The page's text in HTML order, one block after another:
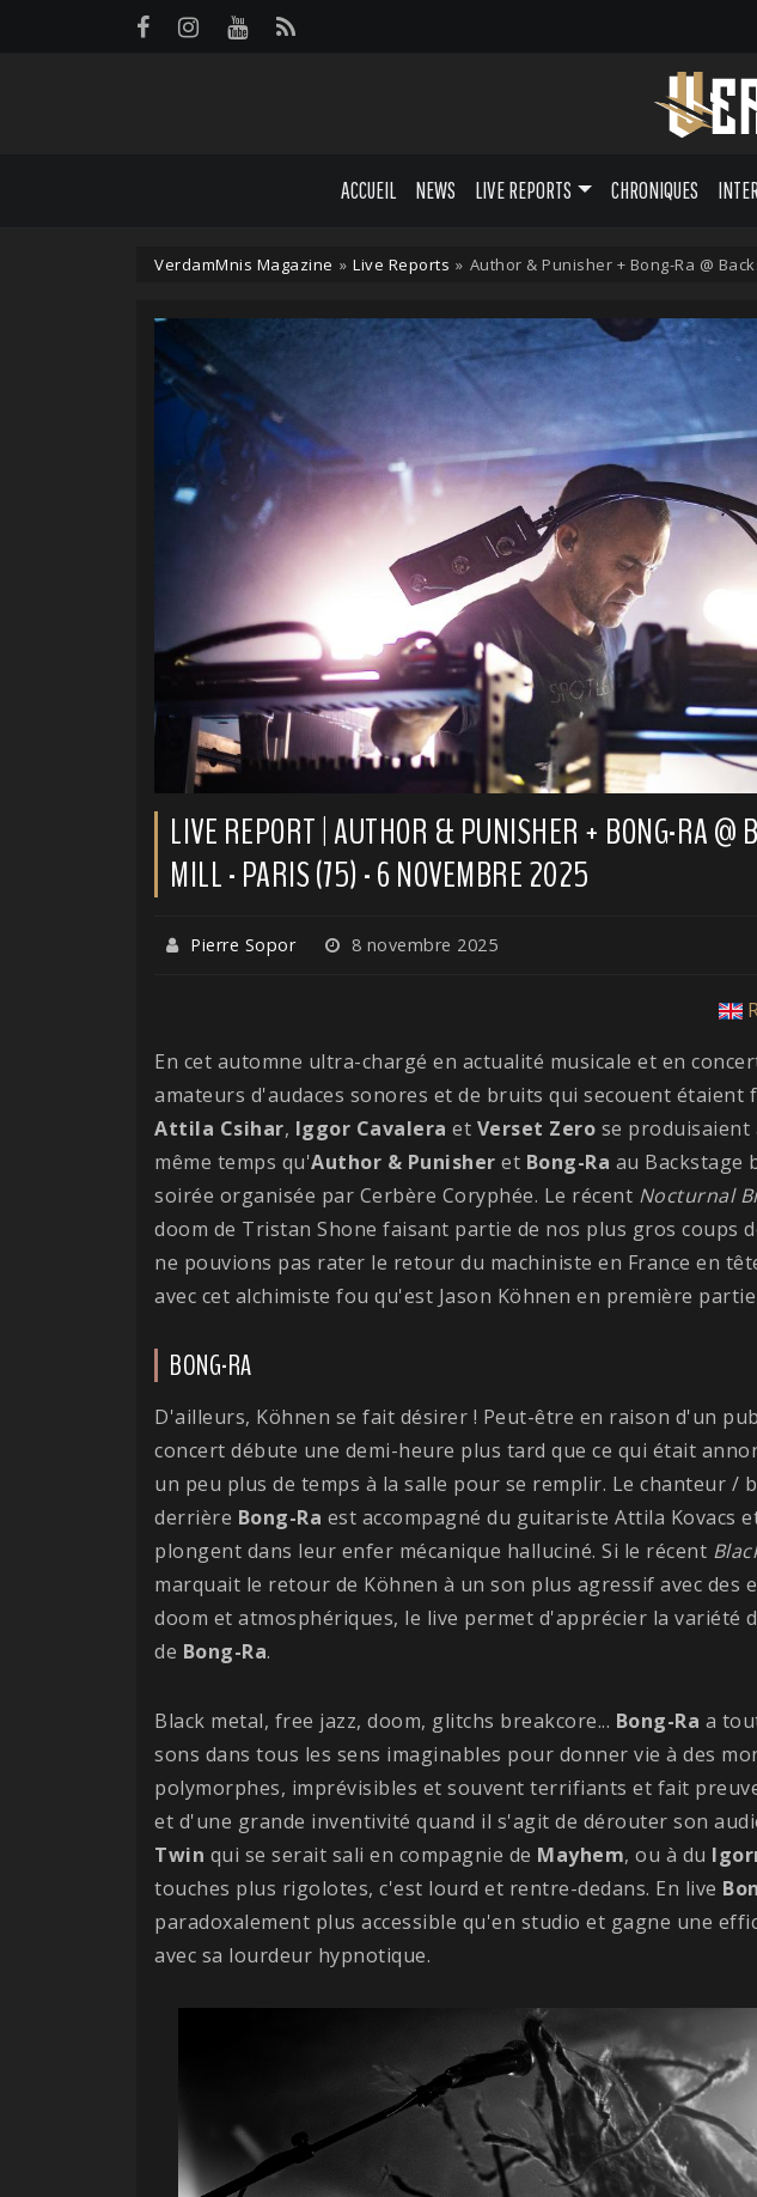
ACCUEIL NEWS LIVE REPORTS CHRONIQUES
VerdamMnis Magazine » Live Reports » Author & Punisher + Bong-Ra @
LIVE REPORT | AUTHOR & PUNISHER + BONG-RA @
MILL - PARIS (75) - 6 NOVEMBRE 2025
Pierre Sopor 8 novembre 2025
En cet automne ultra-chargé en actualité musicale et en
amateurs d'audaces sonores et de bruits qui secouent étaient
Attila Csihar, Iggor Cavalera et Verset Zero se produisaient
même temps qu'Author & Punisher et Bong-Ra au Backstage
soirée organisée par Cerbère Coryphée. Le récent Nocturnal
doom de Tristan Shone faisant partie de nos plus gros coups
ne pouvions pas rater le retour du machiniste en France en
avec cet alchimiste fou qu'est Jason Köhnen en première partie
BONG-RA
D'ailleurs, Köhnen se fait désirer ! Peut-être en raison d'un
concert débute une demi-heure plus tard que ce qui était
un peu plus de temps à la salle pour se remplir. Le chanteur /
derrière Bong-Ra est accompagné du guitariste Attila Kovacs
plongent dans leur enfer mécanique halluciné. Si le récent
marquait le retour de Köhnen à un son plus agressif avec des
doom et atmosphériques, le live permet d'apprécier la variété
de Bong-Ra.
Black metal, free jazz, doom, glitchs breakcore... Bong-Ra a
sons dans tous les sens imaginables pour donner vie à des
polymorphes, imprévisibles et souvent terrifiants et fait
et d'une grande inventivité quand il s'agit de dérouter son
Twin qui se serait sali en compagnie de Mayhem, ou à du
touches plus rigolotes, c'est lourd et rentre-dedans. En live
paradoxalement plus accessible qu'en studio et gagne une
avec sa lourdeur hypnotique.
Panneau de gestion des cookies